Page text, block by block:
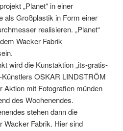
„Planet“ in einer
als Großplastik in Form einer
realisieren. „Planet“
Wacker Fabrik
wird die Kunstaktion „its-gratis-
OSKAR LINDSTRÖM
Aktion mit Fotografien münden
des Wochenendes.
stehen dann die
Wacker Fabrik. Hier sind